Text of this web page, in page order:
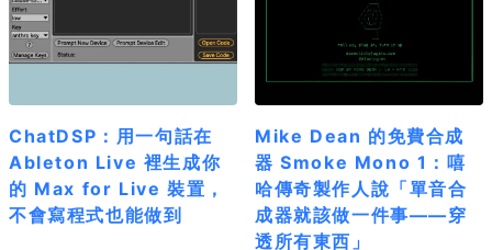
ChatDSP：用一句話在
Ableton Live 裡生成你
的 Max for Live 裝置，
不會寫程式也能做到
Mike Dean 的免費合成
器 Smoke Mono 1：嘻
哈傳奇製作人說「單音合
成器就該做一件事——穿
透所有東西」